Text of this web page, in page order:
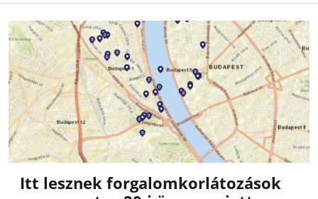
Itt lesznek forgalomkorlátozások